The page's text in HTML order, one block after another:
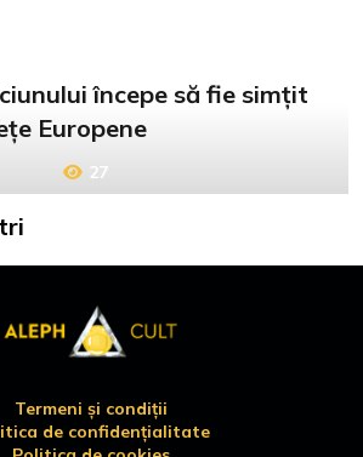
începe să fie simțit
Europene
27
Termeni și condiții
de confidențialitate